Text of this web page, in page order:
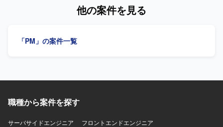
込みまで主体的に推進できる方、AI領域の技術に関心を持
立案から技術検証まで、上流から実行フェーズまで一気通
発言語はPythonをメインとし、各種LLMやAIツールを用い
ンツールとしてMeet、Slackを使用します。
他の案件を見る
「PM」の案件一覧
職種から案件を探す
サーバサイドエンジニア
フロントエンドエンジニア